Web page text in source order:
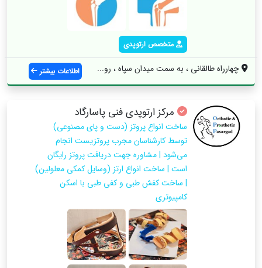
متخصص ارتوپدی
چهارراه طالقانی ، به سمت میدان سپاه ، رو... اطلاعات بیشتر
مرکز ارتوپدی فنی پاسارگاد
ساخت انواع پروتز (دست و پای مصنوعی)
توسط کارشناسان مجرب پروتزیست انجام
می‌شود | مشاوره جهت دریافت پروتز رایگان
است | ساخت انواع ارتز (وسایل کمکی معلولین)
| ساخت کفش طبی و کفی طبی با اسکن
کامپیوتری